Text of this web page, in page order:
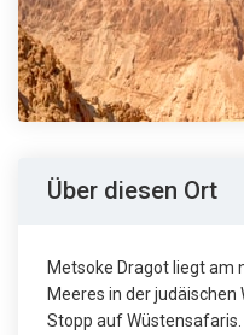
Über diesen Ort
Metsoke Dragot liegt am
Meeres in der judäischen
Stopp auf